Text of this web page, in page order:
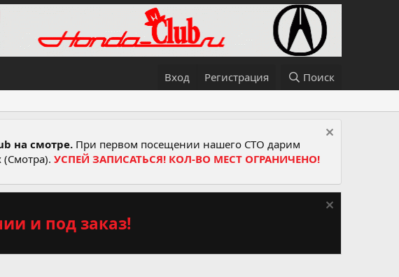
Вход Регистрация Поиск
на смотре. При первом посещении нашего СТО дарим
УСПЕЙ ЗАПИСАТЬСЯ! КОЛ-ВО МЕСТ ОГРАНИЧЕНО!
и под заказ!